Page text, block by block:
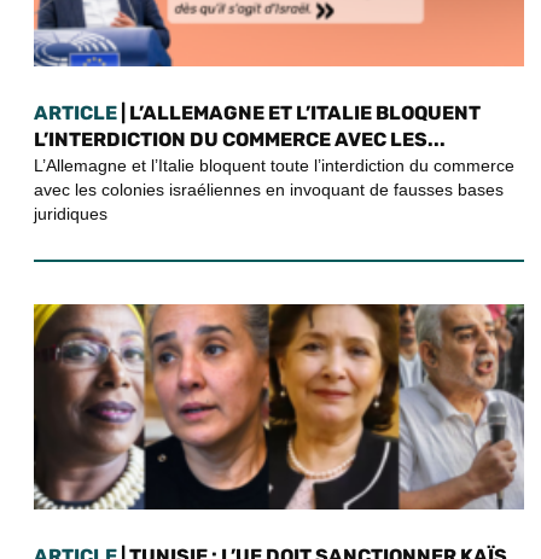
ARTICLE | L’ALLEMAGNE ET L’ITALIE BLOQUENT
L’INTERDICTION DU COMMERCE AVEC LES...
L’Allemagne et l’Italie bloquent toute l’interdiction du commerce
avec les colonies israéliennes en invoquant de fausses bases
juridiques